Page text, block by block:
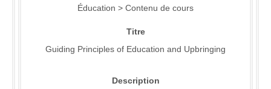
Éducation > Contenu de cours
Titre
Guiding Principles of Education and Upbringing
Description